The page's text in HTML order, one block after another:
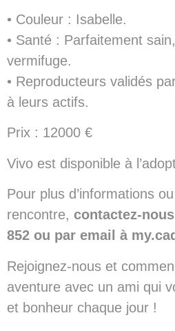
• Couleur : Isabelle.
• Santé : Parfaitement
vermifuge.
• Reproducteurs validés
à leurs actifs.
Prix : 12000 €
Vivo est disponible à
Pour plus d’informations
rencontre, contactez-
852 ou par email à
Rejoignez-nous et
aventure avec un ami qui
et bonheur chaque jour !